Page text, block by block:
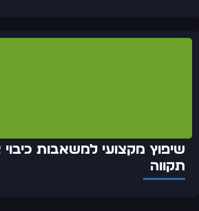
שיפוץ מקצועי למשאבות
תקווה